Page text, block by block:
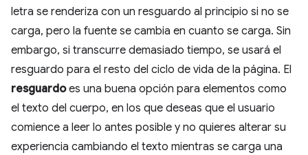
letra se renderiza con un resguardo al principio si no se
carga, pero la fuente se cambia en cuanto se carga. Sin
embargo, si transcurre demasiado tiempo, se usará el
resguardo para el resto del ciclo de vida de la página. El
resguardoes una buena opción para elementos como
el texto del cuerpo, en los que deseas que el usuario
comience a leer lo antes posible y no quieres alterar su
experiencia cambiando el texto mientras se carga una